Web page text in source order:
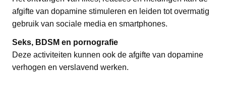
afgifte van dopamine stimuleren en leiden tot overmatig
gebruik van sociale media en smartphones.
Seks, BDSM en pornografie
Deze activiteiten kunnen ook de afgifte van dopamine
verhogen en verslavend werken.